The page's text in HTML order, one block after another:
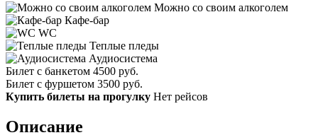
Можно со своим алкоголем
Кафе-бар
WC
Теплые пледы
Аудиосистема
Билет с банкетом 4500 руб.
Билет с фуршетом 3500 руб.
Купить билеты на прогулку Нет рейсов
Описание